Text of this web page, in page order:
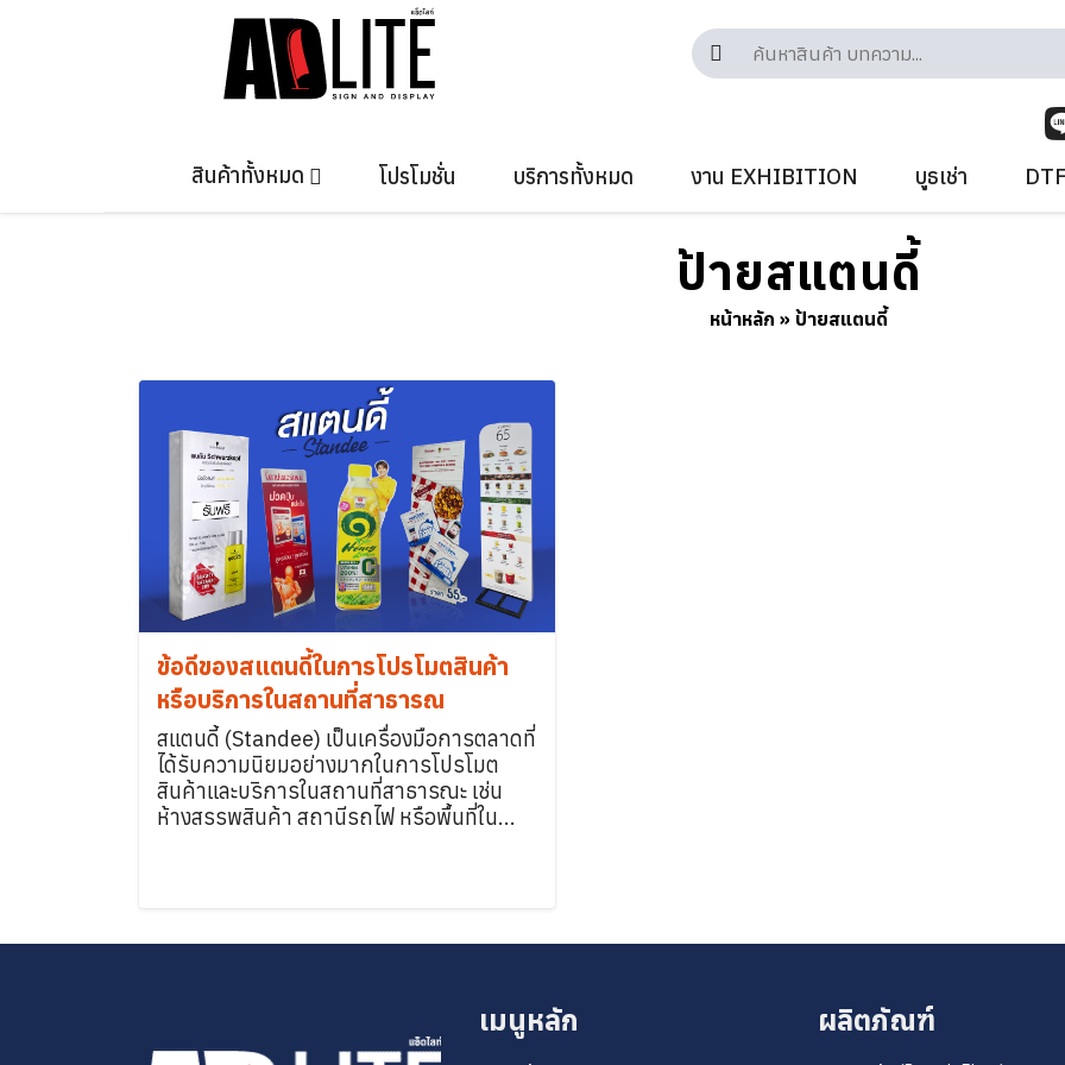
สินค้าทั้งหมด โปรโมชั่น บริการทั้งหมด งาน EXHIBITION บูธเช่า
ป้ายสแตนดี้
หน้าหลัก » ป้ายสแตนดี้
ข้อดีของสแตนดี้ในการโปรโมตสินค้า
หรือบริการในสถานที่สาธารณ
สแตนดี้ (Standee) เป็นเครื่องมือการตลาดที่
ได้รับความนิยมอย่างมากในการโปรโมต
สินค้าและบริการในสถานที่สาธารณะ เช่น
ห้างสรรพสินค้า สถานีรถไฟ หรือพื้นที่ใน...
เมนูหลัก ผลิตภัณฑ์